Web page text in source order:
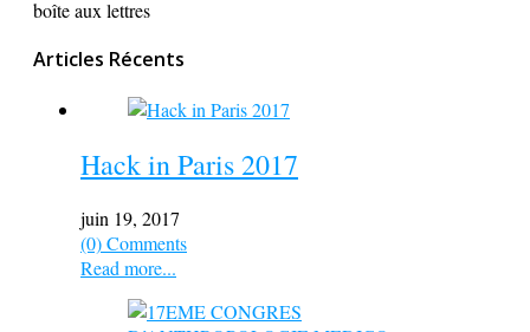
boîte aux lettres
Articles Récents
Hack in Paris 2017
juin 19, 2017
(0) Comments
Read more...